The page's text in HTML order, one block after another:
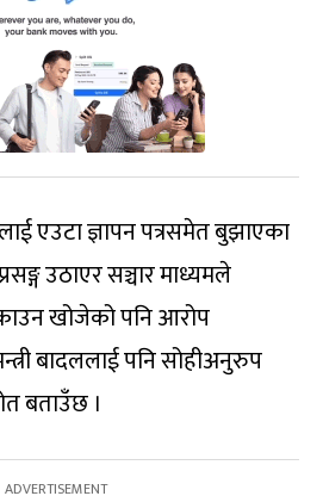
एउटा ज्ञापन पत्रसमेत बुझाएका
उठाएर सञ्चार माध्यमले
खोजेको पनि आरोप
बादललाई पनि सोहीअनुरुप
बताउँछ ।